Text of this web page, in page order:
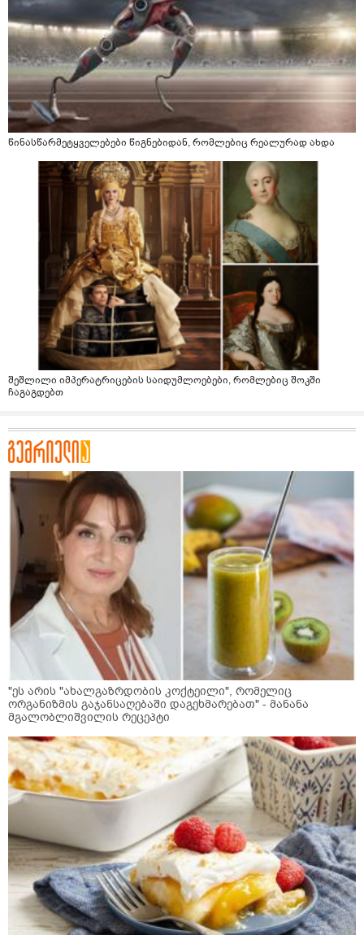
წინასწარმეტყველებები წიგნებიდან, რომლებიც რეალურად ახდა
შეშლილი იმპერატრიცების საიდუმლოებები, რომლებიც შოკში
ჩაგაგდებთ
"ეს არის "ახალგაზრდობის კოქტეილი", რომელიც
ორგანიზმის გაჯანსაღებაში დაგეხმარებათ" - მანანა
მგალობლიშვილის რეცეპტი